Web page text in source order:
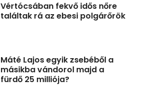
Vértócsában fekvő idős nőre
találtak rá az ebesi polgárőrök
Máté Lajos egyik zsebéből a
másikba vándorol majd a
fürdő 25 milliója?